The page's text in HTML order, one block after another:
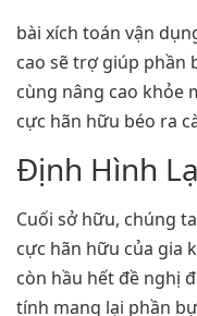
bài xích toán vận
cao sẽ trợ giúp phần
cùng nâng cao khỏe
cực hãn hữu béo ra
Định Hình
Cuối sở hữu, chúng
cực hãn hữu của gia
còn hầu hết đề nghị
tính mang lại phần